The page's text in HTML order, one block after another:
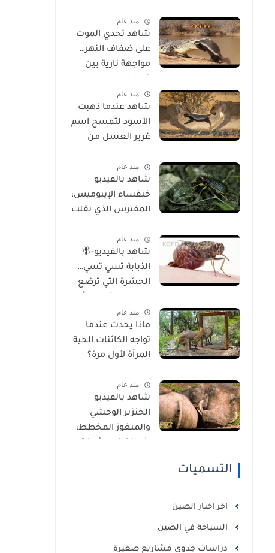
منذ عام
شاهد تحدي الموت
على ضفاف النهر…
مواجهة نارية بين
وتمساح شرس
منذ عام
شاهد عندما ذهبت
الأسود لتمسح اسم
غرير العسل من
منذ عام
شاهد بالفيديو
خنفساء الإيبوميس:
المفترس الذي يقلب
منذ عام
شاهد بالفيديو-🪰
الذبابة تسي تسي…
الحشرة التي ترضع
أخطر الأمراض في
إفريقيا!
منذ عام
ماذا يحدث عندما
تواجه الكائنات الحية
المرآة لأول مرة؟
للسلوك والوعي
الذاتي
منذ عام
شاهد بالفيديو
الخنزير الوحشي
والمنغوز المخطط:
التسميات
اخر اخبار الصين
السياحة في الصين
دراسات جدوى مشاريع صغيرة